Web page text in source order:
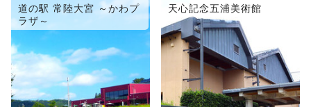
道の駅 常陸大宮 ～かわプ
ラザ～
天心記念五浦美術館